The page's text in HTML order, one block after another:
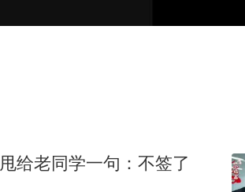
书》：非必要不外出
三级暴露 医生回应
委、市纪委书记
给老同学一句：不签了